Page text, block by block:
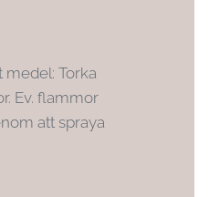
Torka
Ev. flammor
att spraya